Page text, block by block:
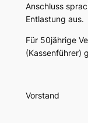
Anschluss
Entlastung aus.
Für 50jährige
(Kassenführer)
Vorstand